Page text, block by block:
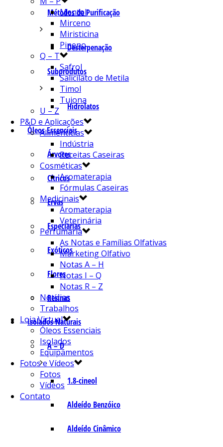
Métodos de Purificação
Desterpenação
Subprodutos
Hidrolatos
Óleos Essenciais
Árvores
Cítricos
Ervas
Especiarias
Exóticos
Flores
Resinas
Isolados Naturais
A – D
1.8-cineol
Aldeído Benzóico
Aldeído Cinâmico
Mentol
Mirceno
Miristicina
Pineno
Q – T
Safrol
Salicilato de Metila
Timol
Tujona
U – Z
P&D e Aplicações
Alimentícias
Indústria
Receitas Caseiras
Cosméticas
Aromaterapia
Fórmulas Caseiras
Medicinais
Aromaterapia
Veterinária
Perfumaria
As Notas e Famílias Olfativas
Marketing Olfativo
Notas A – H
Notas I – Q
Notas R – Z
Notícias
Trabalhos
Loja Virtual
Óleos Essenciais
Isolados
Equipamentos
Fotos e Vídeos
Fotos
Vídeos
Contato